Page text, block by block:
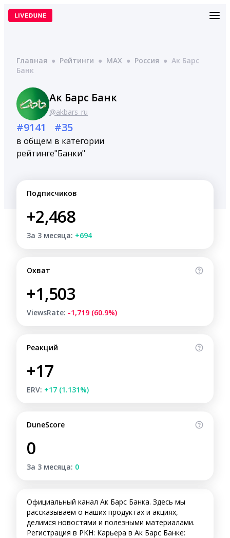
Перейти
Главная ● Рейтинги ● MAX ● Россия ● Ак Барс
Банк
Ак Барс Банк
@akbars_ru
#9141
в общем
рейтинге
#35
в категории
"Банки"
Подписчиков
+2,468
За 3 месяца: +694
Охват
+1,503
ViewsRate: -1,719 (60.9%)
Реакций
+17
ERV: +17 (1.131%)
DuneScore
0
За 3 месяца: 0
Официальный канал Ак Барс Банка. Здесь мы
рассказываем о наших продуктах и акциях,
делимся новостями и полезными материалами.
Регистрация в РКН: Карьера в Ак Барс Банке: